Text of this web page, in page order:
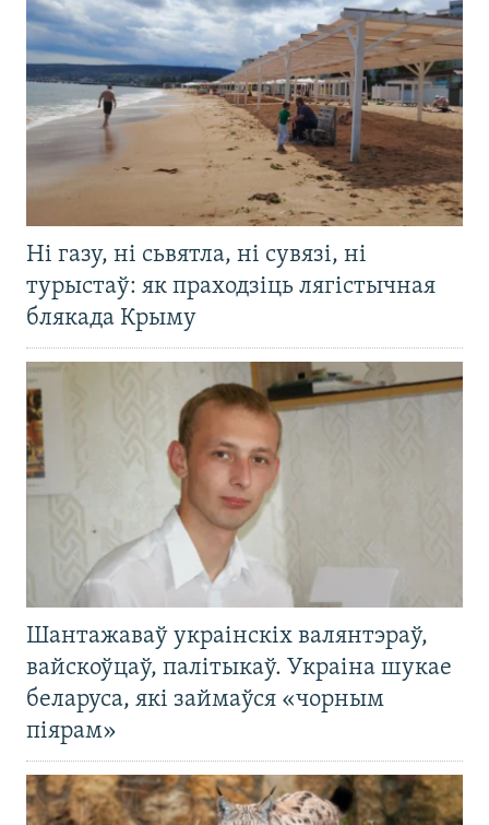
Ні газу, ні сьвятла, ні сувязі, ні
турыстаў: як праходзіць лягістычная
блякада Крыму
Шантажаваў украінскіх валянтэраў,
вайскоўцаў, палітыкаў. Украіна шукае
беларуса, які займаўся «чорным
піярам»